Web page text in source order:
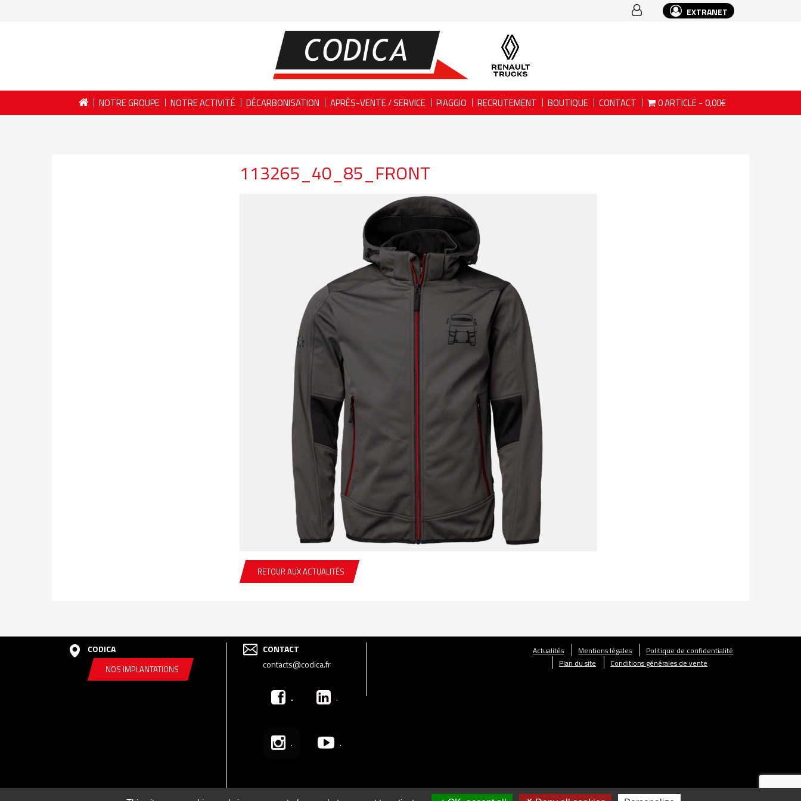
EXTRANET
NOTRE GROUPE NOTRE ACTIVITÉ DÉCARBONISATION APRÈS-VENTE / SERVICE PIAGGIO RECRUTEMENT BOUTIQUE CONTACT 0 ARTICLE 0,00€
113265_40_85_FRONT
RETOUR AUX ACTUALITÉS
CODICA
NOS IMPLANTATIONS
CONTACT
contacts@codica.fr
. .
. .
Actualités Mentions légales
Politique de confidentialité
Plan du site
Conditions générales de vente